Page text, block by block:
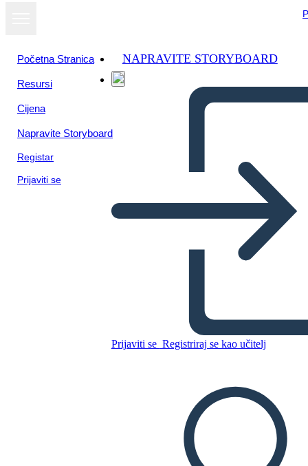
Početna Stranica
Resursi
Cijena
Napravite Storyboard
Registar
Prijaviti se
NAPRAVITE STORYBOARD
Prijaviti se Registriraj se kao učitelj
Kopirajte ovaj Storyboard
IZRADITE PLOČU SCENARIJA
REPRODUCIRAJ DIJAPROJEKCIJU
ČITAJ MI